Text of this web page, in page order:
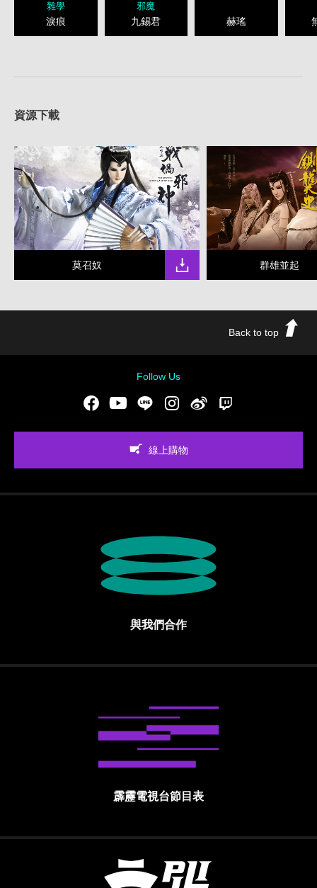
雜學
淚痕
邪魔
九錫君 赫瑤
資源下載
莫召奴 群雄並起
Back to top
Follow Us
FacebookYoutubeLINE Instgram新浪微博
線上購物
與我們合作
霹靂電視台節目表
霹靂國際多媒體股份有限公司 PILI